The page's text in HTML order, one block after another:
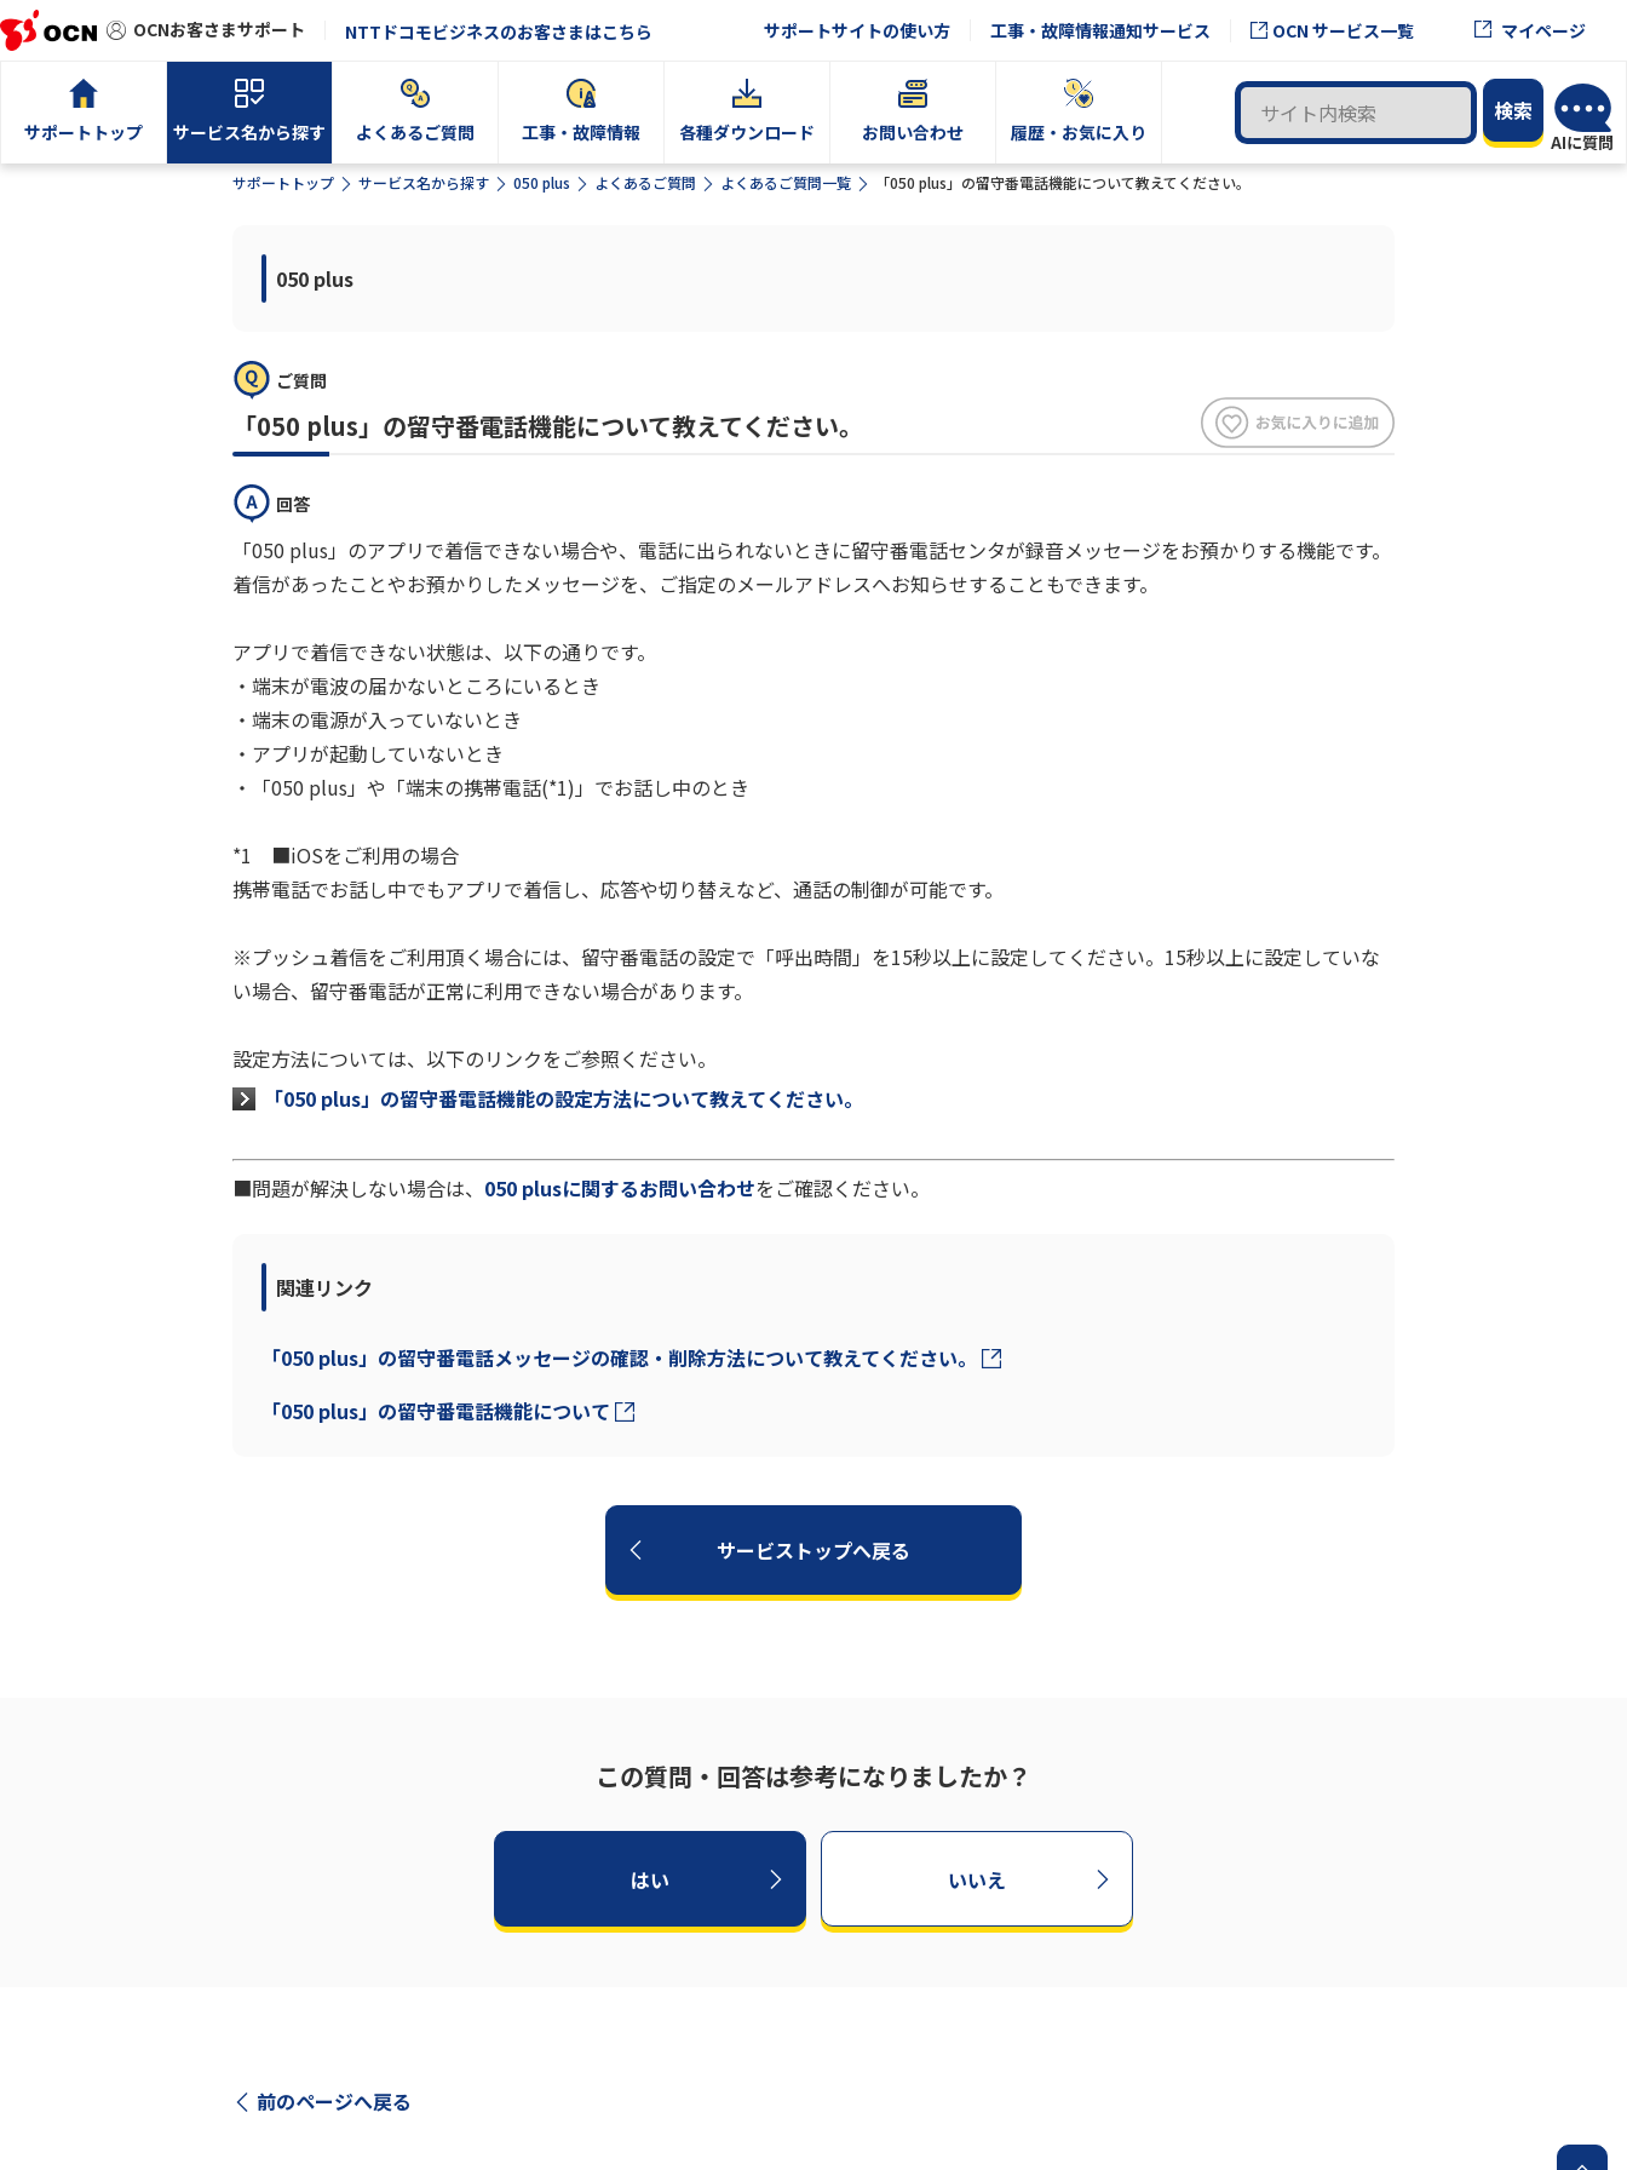
OCNお客さまサポート NTTドコモビジネスのお客さまはこちら サポートサイトの使い方 工事・故障情報通知サービス OCN サービス一覧 マイページ
サポートトップ サービス名から探す よくあるご質問 工事・故障情報 各種ダウンロード お問い合わせ 履歴・お気に入り
サポートトップ サービス名から探す 050 plus よくあるご質問 よくあるご質問一覧 「050 plus」の留守番電話機能について教えてください。
050 plus
ご質問
「050 plus」の留守番電話機能について教えてください。
回答
「050 plus」のアプリで着信できない場合や、電話に出られないときに留守番電話センタが録音メッセージをお預かりする機能です。
着信があったことやお預かりしたメッセージを、ご指定のメールアドレスへお知らせすることもできます。
アプリで着信できない状態は、以下の通りです。
・端末が電波の届かないところにいるとき
・端末の電源が入っていないとき
・アプリが起動していないとき
・「050 plus」や「端末の携帯電話(*1)」でお話し中のとき
*1 ■iOSをご利用の場合
携帯電話でお話し中でもアプリで着信し、応答や切り替えなど、通話の制御が可能です。
※プッシュ着信をご利用頂く場合には、留守番電話の設定で「呼出時間」を15秒以上に設定してください。15秒以上に設定していな
い場合、留守番電話が正常に利用できない場合があります。
設定方法については、以下のリンクをご参照ください。
「050 plus」の留守番電話機能の設定方法について教えてください。
■問題が解決しない場合は、 050 plusに関するお問い合わせをご確認ください。
関連リンク
「050 plus」の留守番電話メッセージの確認・削除方法について教えてください。
「050 plus」の留守番電話機能について
サービストップへ戻る
この質問・回答は参考になりましたか？
はい いいえ
前のページへ戻る